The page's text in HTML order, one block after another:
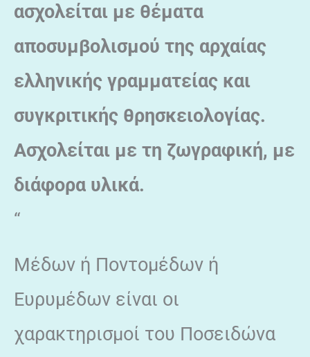
ασχολείται με θέματα
αποσυμβολισμού της αρχαίας
ελληνικής γραμματείας και
συγκριτικής θρησκειολογίας.
Ασχολείται με τη ζωγραφική, με
διάφορα υλικά.
“
Μέδων ή Ποντομέδων ή
Ευρυμέδων είναι οι
χαρακτηρισμοί του Ποσειδώνα